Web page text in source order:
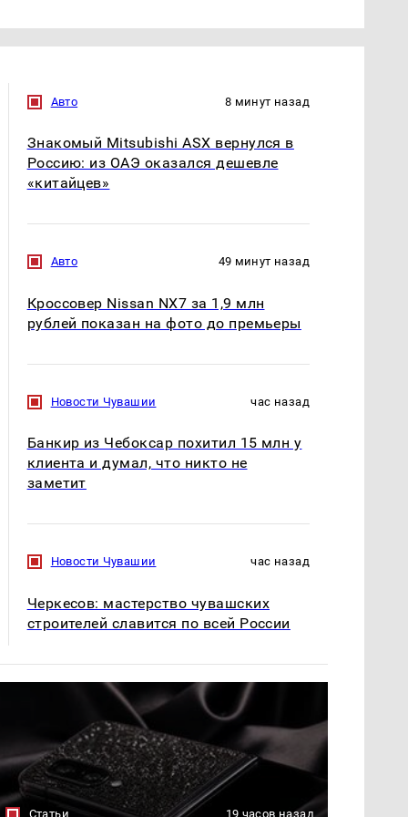
Авто 8 минут назад
Знакомый Mitsubishi ASX вернулся в
Россию: из ОАЭ оказался дешевле
«китайцев»
Авто 49 минут назад
Кроссовер Nissan NX7 за 1,9 млн
рублей показан на фото до премьеры
Новости Чувашии час назад
Банкир из Чебоксар похитил 15 млн у
клиента и думал, что никто не
заметит
Новости Чувашии час назад
Черкесов: мастерство чувашских
строителей славится по всей России
Статьи 19 часов назад